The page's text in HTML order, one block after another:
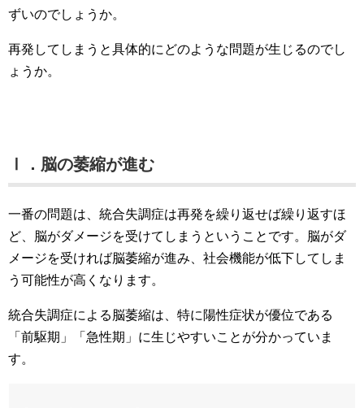
ずいのでしょうか。
再発してしまうと具体的にどのような問題が生じるのでし
ょうか。
Ⅰ．脳の萎縮が進む
一番の問題は、統合失調症は再発を繰り返せば繰り返すほ
ど、脳がダメージを受けてしまうということです。脳がダ
メージを受ければ脳萎縮が進み、社会機能が低下してしま
う可能性が高くなります。
統合失調症による脳萎縮は、特に陽性症状が優位である
「前駆期」「急性期」に生じやすいことが分かっていま
す。